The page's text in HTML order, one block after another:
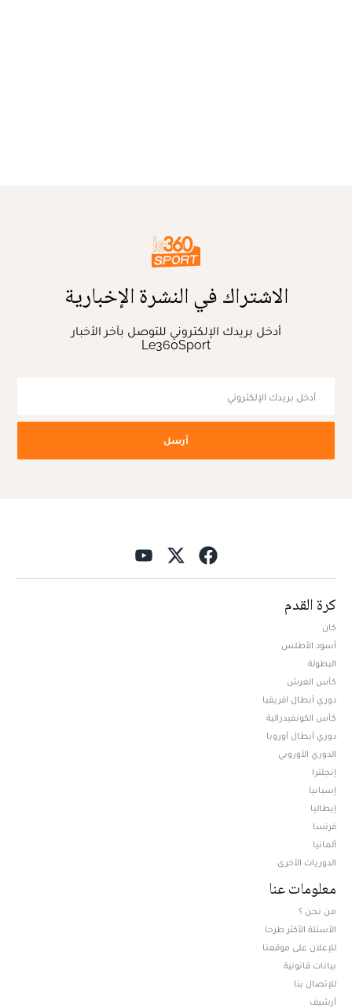
الاشتراك في النشرة الإخبارية
أدخل بريدك الإلكتروني للتوصل بآخر الأخبار
Le360Sport
أرسل
كرة القدم
كان
أسود الأطلس
البطولة
كأس العرش
دوري أبطال افريقيا
كأس الكونفيدرالية
دوري أبطال أوروبا
الدوري الأوروبي
إنجلترا
إسبانيا
إيطاليا
فرنسا
ألمانيا
الدوريات الأخرى
معلومات عنا
من نحن ؟
الأسئلة الأكثر طرحا
للإعلان على موقعنا
بيانات قانونية
للإتصال بنا
أرشيف